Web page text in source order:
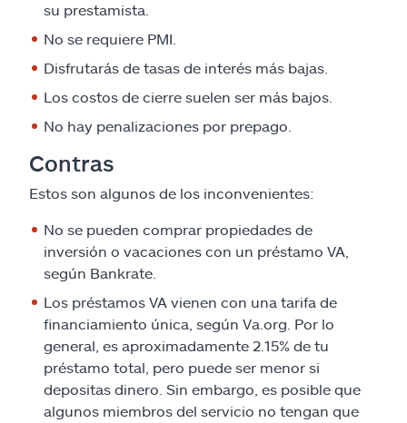
su prestamista.
No se requiere PMI.
Disfrutarás de tasas de interés más bajas.
Los costos de cierre suelen ser más bajos.
No hay penalizaciones por prepago.
Contras
Estos son algunos de los inconvenientes:
No se pueden comprar propiedades de
inversión o vacaciones con un préstamo VA,
según Bankrate.
Los préstamos VA vienen con una tarifa de
financiamiento única, según Va.org. Por lo
general, es aproximadamente 2.15% de tu
préstamo total, pero puede ser menor si
depositas dinero. Sin embargo, es posible que
algunos miembros del servicio no tengan que